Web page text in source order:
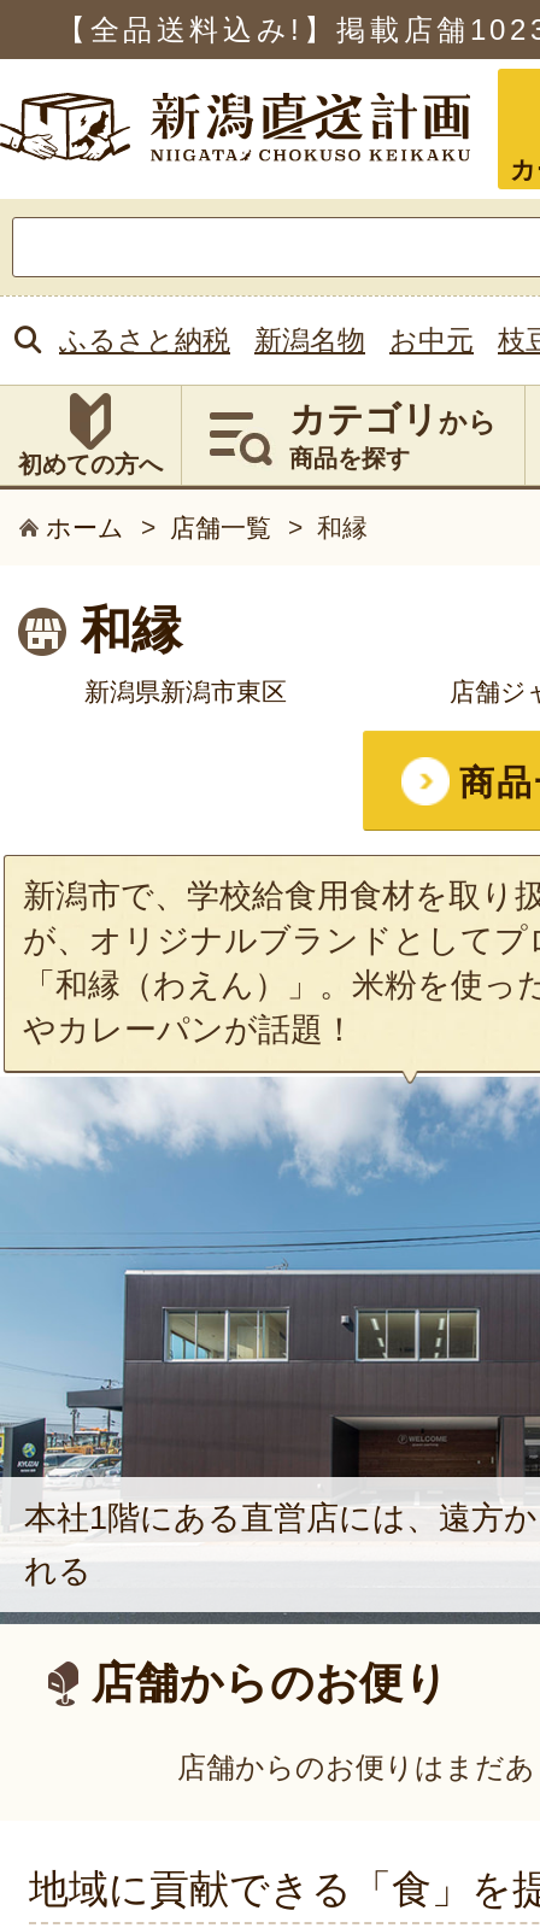
【全品送料込み!】掲載店舗
索:
ふるさと納税 新潟名物 お中元 枝
初めての方へ
カテゴリ から
商品を探す
ホーム > 店舗一覧 > 和縁
和縁
新潟県新潟市東区 店舗ジ
商
新潟市で、学校給食用食材を取り
が、オリジナルブランドとしてプ
「和縁（わえん）」。米粉を使っ
やカレーパンが話題！
本社1階にある直営店には、遠方
れる
店舗からのお便り
店舗からのお便りはまだ
地域に貢献できる「食」を